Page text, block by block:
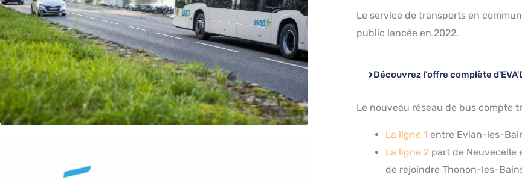
Le service de transports en
public lancée en 2022.
Découvrez l'offre complète
Le nouveau réseau de bus compte
La ligne 1 entre Evian-les-
La ligne 2 part de Neuvecelle
de rejoindre Thonon-les-